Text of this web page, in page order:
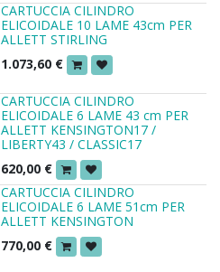
CARTUCCIA CILINDRO
ELICOIDALE 10 LAME 43cm PER
ALLETT STIRLING
1.073,60 €
CARTUCCIA CILINDRO
ELICOIDALE 6 LAME 43 cm PER
ALLETT KENSINGTON17 /
LIBERTY43 / CLASSIC17
620,00 €
CARTUCCIA CILINDRO
ELICOIDALE 6 LAME 51cm PER
ALLETT KENSINGTON
770,00 €